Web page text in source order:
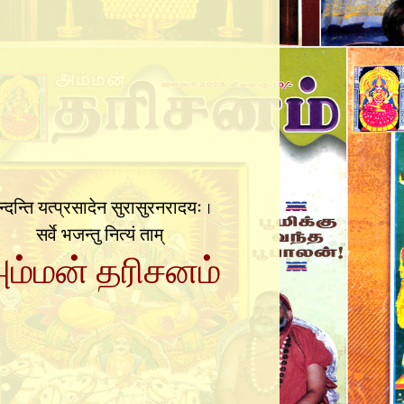
यत्प्रसादेन सुरासुरनरादयः ।
सर्वे भजन्तु नित्यं ताम्
தரிசனம்